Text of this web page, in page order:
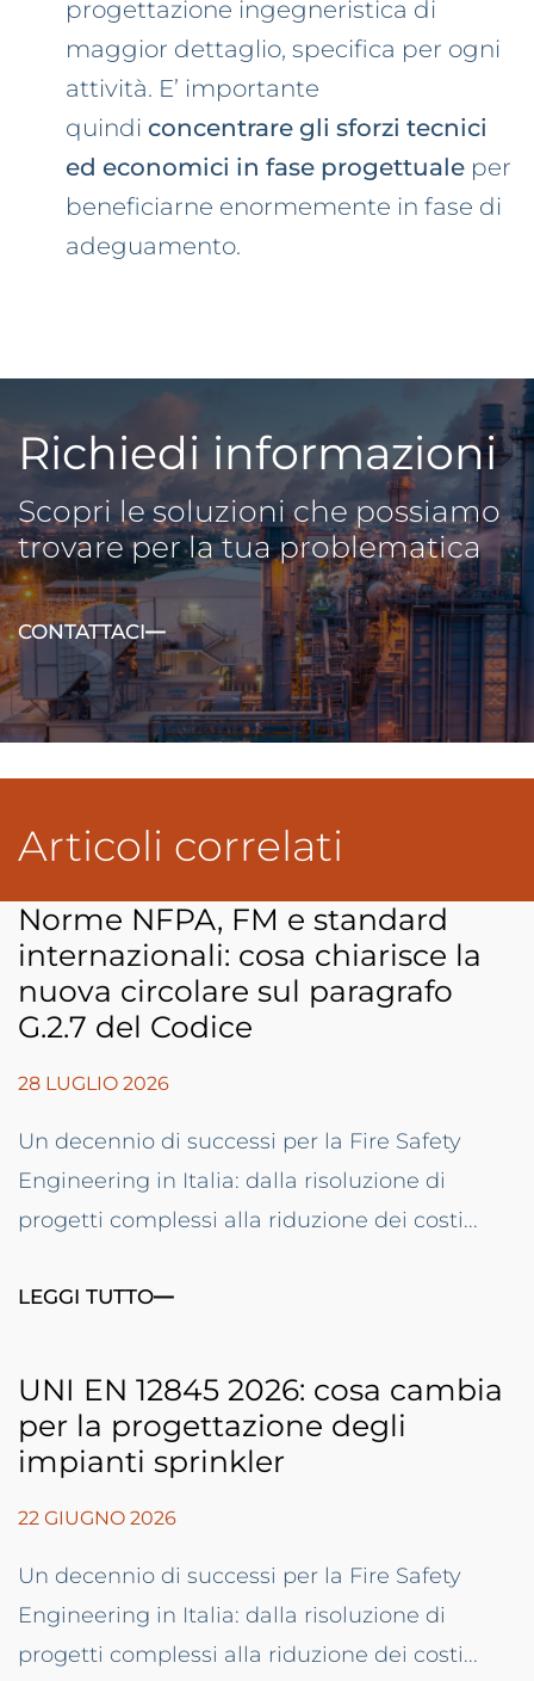
progettazione ingegneristica di
maggior dettaglio, specifica per ogni
attività. E’ importante
quindi concentrare gli sforzi tecnici
ed economici in fase progettuale per
beneficiarne enormemente in fase di
adeguamento.
Richiedi informazioni
Scopri le soluzioni che possiamo
trovare per la tua problematica
CONTATTACI
Articoli correlati
Norme NFPA, FM e standard
internazionali: cosa chiarisce la
nuova circolare sul paragrafo
G.2.7 del Codice
28 LUGLIO 2026
Un decennio di successi per la Fire Safety
Engineering in Italia: dalla risoluzione di
progetti complessi alla riduzione dei costi...
LEGGI TUTTO
UNI EN 12845 2026: cosa cambia
per la progettazione degli
impianti sprinkler
22 GIUGNO 2026
Un decennio di successi per la Fire Safety
Engineering in Italia: dalla risoluzione di
progetti complessi alla riduzione dei costi...